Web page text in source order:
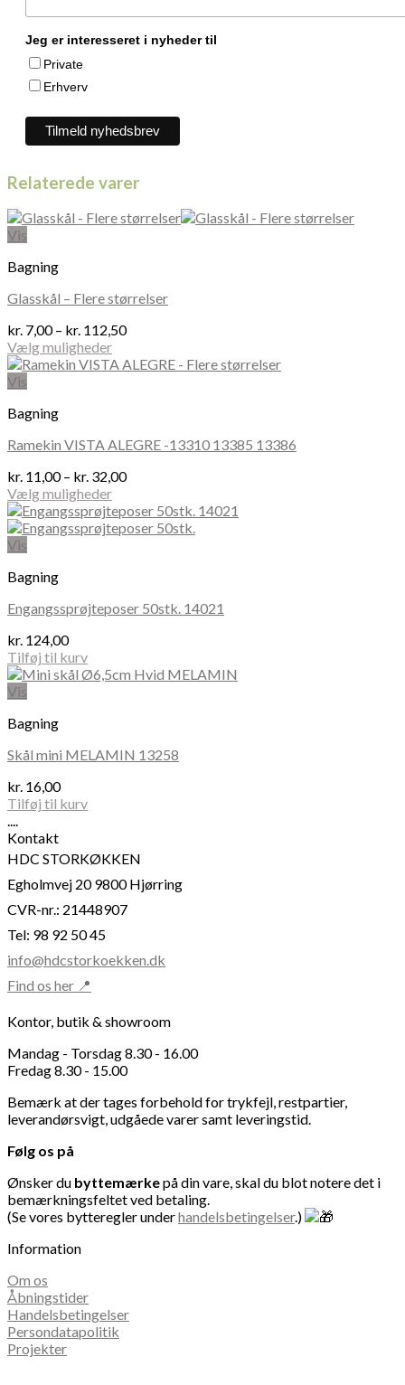
Jeg er interesseret i nyheder til
Private
Erhverv
Relaterede varer
Vis
Bagning
Glasskål – Flere størrelser
kr. 7,00 – kr. 112,50Prisinterval:
til
Vælg muligheder
Dette
vare
flere
Mulighederne
vælges
på
varesiden
Vis
Bagning
Ramekin VISTA ALEGRE -13310 13385 13386
kr. 11,00 – kr. 32,00Prisinterval:
til
kr. 32,00
Vælg muligheder
Dette
vare
har
varianter.
kan
på
varesiden
Vis
Bagning
Engangssprøjteposer 50stk. 14021
kr. 124,00
Tilføj til kurv
Vis
Bagning
Skål mini MELAMIN 13258
kr. 16,00
Tilføj til kurv
....
Kontakt
HDC STORKØKKEN
Egholmvej 20 9800 Hjørring
CVR-nr.: 21448907
Tel: 98 92 50 45
info@hdcstorkoekken.dk
Find os her 📍
Kontor, butik & showroom
Mandag - Torsdag 8.30 - 16.00
Fredag 8.30 - 15.00
Bemærk at der tages forbehold for trykfejl, restpartier,
leverandørsvigt, udgåede varer samt leveringstid.
Følg os på
Ønsker du byttemærkepå din vare, skal du blot notere det i
bemærkningsfeltet ved betaling.
(Se vores bytteregler underhandelsbetingelser.)
Information
Om os
Åbningstider
Handelsbetingelser
Persondatapolitik
Projekter